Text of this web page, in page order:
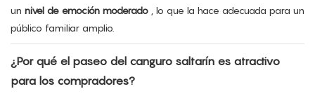
un nivel de emoción moderado , lo que la hace adecuada para un
público familiar amplio.
¿Por qué el paseo del canguro saltarín es atractivo
para los compradores?